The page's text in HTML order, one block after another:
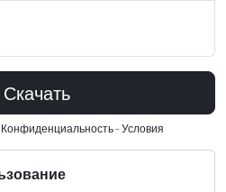
Скачать
Конфиденциальность-Условия